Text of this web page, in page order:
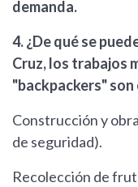
demanda.
4. ¿De qué se
Cruz, los trabajos
"backpackers" son
Construcción y
de seguridad).
Recolección de